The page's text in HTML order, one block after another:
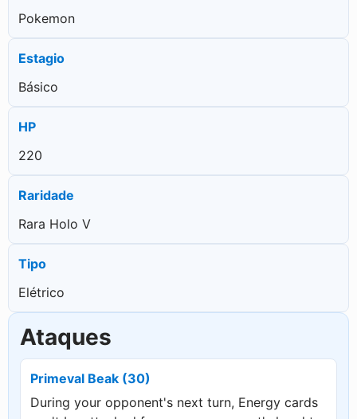
Pokemon
Estagio
Básico
HP
220
Raridade
Rara Holo V
Tipo
Elétrico
Ataques
Primeval Beak (30)
During your opponent's next turn, Energy cards